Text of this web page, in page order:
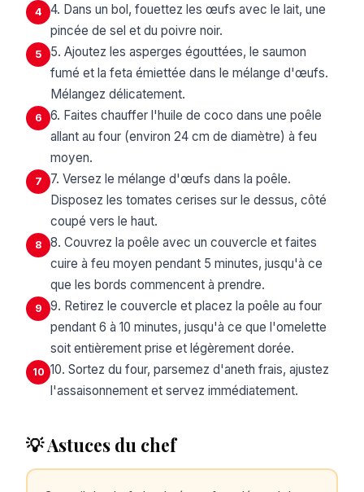
4
4. Dans un bol, fouettez les œufs avec le lait, une
pincée de sel et du poivre noir.
5
5. Ajoutez les asperges égouttées, le saumon
fumé et la feta émiettée dans le mélange d'œufs.
Mélangez délicatement.
6
6. Faites chauffer l'huile de coco dans une poêle
allant au four (environ 24 cm de diamètre) à feu
moyen.
7
7. Versez le mélange d'œufs dans la poêle.
Disposez les tomates cerises sur le dessus, côté
coupé vers le haut.
8
8. Couvrez la poêle avec un couvercle et faites
cuire à feu moyen pendant 5 minutes, jusqu'à ce
que les bords commencent à prendre.
9
9. Retirez le couvercle et placez la poêle au four
pendant 6 à 10 minutes, jusqu'à ce que l'omelette
soit entièrement prise et légèrement dorée.
10 10. Sortez du four, parsemez d'aneth frais, ajustez
l'assaisonnement et servez immédiatement.
💡 Astuces du chef